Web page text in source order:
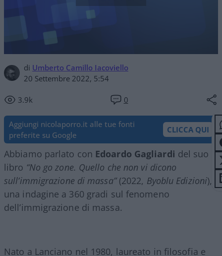
di Umberto Camillo Iacoviello
20 Settembre 2022, 5:54
3.9k 0
Aggiungi nicolaporro.it alle tue fonti
preferite su Google
CLICCA QUI
Abbiamo parlato con Edoardo Gagliardi del suo
libro “No go zone. Quello che non vi dicono
sull’immigrazione di massa”(2022, Byoblu Edizioni),
una indagine a 360 gradi sul fenomeno
dell’immigrazione di massa.
Nato a Lanciano nel 1980, laureato in filosofia e